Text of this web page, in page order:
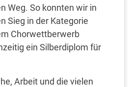
Weg. So konnten wir in
Sieg in der Kategorie
Chorwettberwerb
ein Silberdiplom für
Arbeit und die vielen